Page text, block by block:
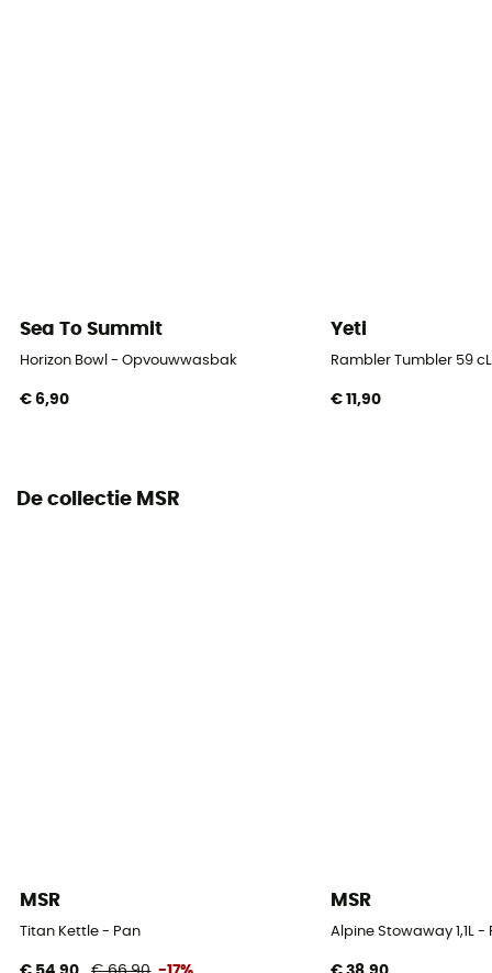
Sea To Summit
Horizon Bowl - Opvouwwasbak
€ 6,90
Yeti
Rambler Tumbler 59
€ 11,90
De collectie MSR
MSR
Titan Kettle - Pan
MSR
Alpine Stowaway 1,1L -